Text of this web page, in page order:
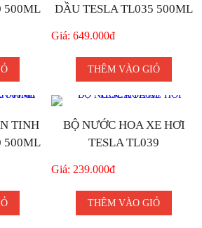
500ML
DẦU TESLA TL035 500ML
Giá: 649.000đ
THÊM VÀO GIỎ
TINH
500ML
BỘ NƯỚC HOA XE HƠI
TESLA TL039
Giá: 239.000đ
THÊM VÀO GIỎ